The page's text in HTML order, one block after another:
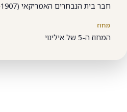
חבר בית הנבחרים האמריקאי (1907–1952)
מחוז
המחוז ה-5 של אילינוי